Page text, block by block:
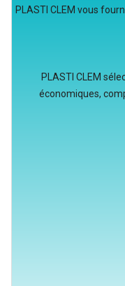
PLASTI CLEM vous
PLASTI CLEM
économiques,